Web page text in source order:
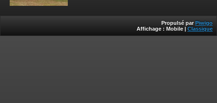
Propulsé par Piwigo
Affichage : Mobile | Classique